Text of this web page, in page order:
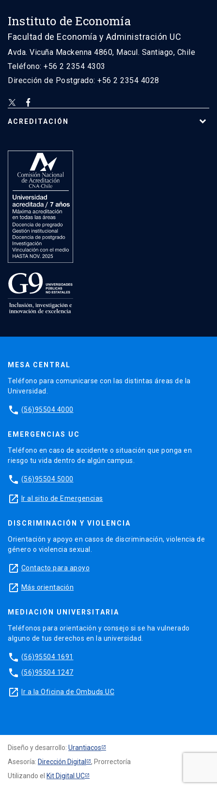
Instituto de Economía
Facultad de Economía y Administración UC
Avda. Vicuña Mackenna 4860, Macul. Santiago, Chile
Teléfono: +56 2 2354 4303
Dirección de Postgrado: +56 2 2354 4028
ACREDITACIÓN
MESA CENTRAL
Teléfono para comunicarse con las distintas áreas de la
Universidad.
phone (56)95504 4000
EMERGENCIAS UC
Teléfono en caso de accidente o situación que ponga en
riesgo tu vida dentro de algún campus.
phone (56)95504 5000
launch Ir al sitio de Emergencias
DISCRIMINACIÓN Y VIOLENCIA
Orientación y apoyo en casos de discriminación, violencia de
género o violencia sexual.
launch Contacto para apoyo
launch Más orientación
MEDIACIÓN UNIVERSITARIA
Teléfonos para orientación y consejo si se ha vulnerado
alguno de tus derechos en la universidad.
phone (56)95504 1691
phone (56)95504 1247
launch Ir a la Oficina de Ombuds UC
Diseño y desarrollo: Urantiacos
Asesoría: Dirección Digital
, Prorrectoría
Utilizando el Kit Digital UC